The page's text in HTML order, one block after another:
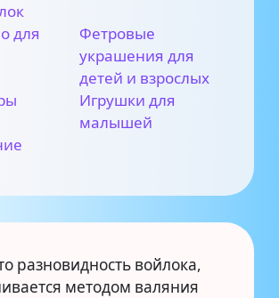
для
Фетровые
украшения для
детей и взрослых
Игрушки для
малышей
разновидность войлока,
методом валяния